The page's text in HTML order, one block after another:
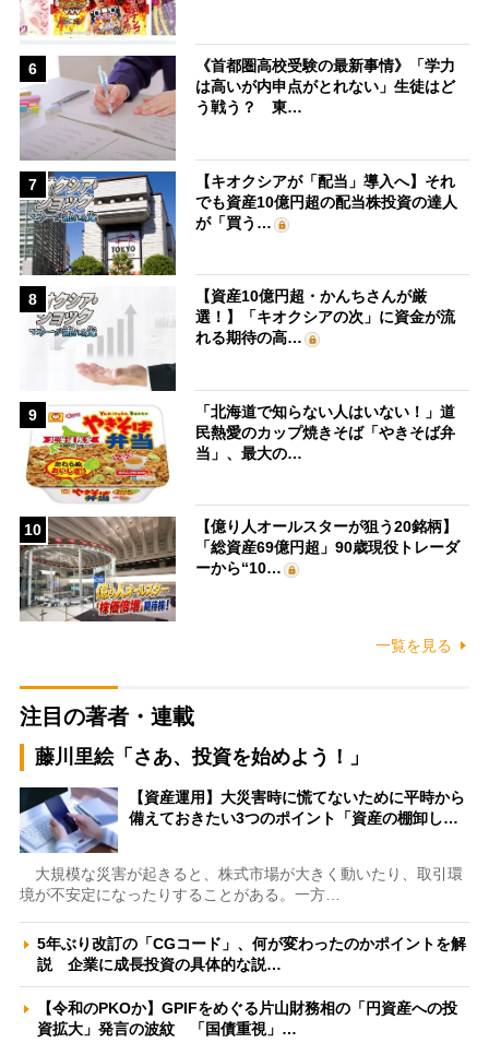
6
《首都圏高校受験の最新事情》「学力
は高いが内申点がとれない」生徒はど
う戦う？ 東…
7
【キオクシアが「配当」導入へ】それ
でも資産10億円超の配当株投資の達人
が「買う…
8
【資産10億円超・かんちさんが厳
選！】「キオクシアの次」に資金が流
れる期待の高…
9
「北海道で知らない人はいない！」道
民熱愛のカップ焼きそば「やきそば弁
当」、最大の…
10
【億り人オールスターが狙う20銘柄】
「総資産69億円超」90歳現役トレーダ
ーから“10…
一覧を見る
注目の著者・連載
藤川里絵「さあ、投資を始めよう！」
【資産運用】大災害時に慌てないために平時から
備えておきたい3つのポイント「資産の棚卸し…
大規模な災害が起きると、株式市場が大きく動いたり、取引環
境が不安定になったりすることがある。一方…
5年ぶり改訂の「CGコード」、何が変わったのかポイントを解
説 企業に成長投資の具体的な説…
【令和のPKOか】GPIFをめぐる片山財務相の「円資産への投
資拡大」発言の波紋 「国債重視」…